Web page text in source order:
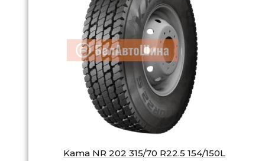
Kama NR 202 315/70 R22.5 154/150L